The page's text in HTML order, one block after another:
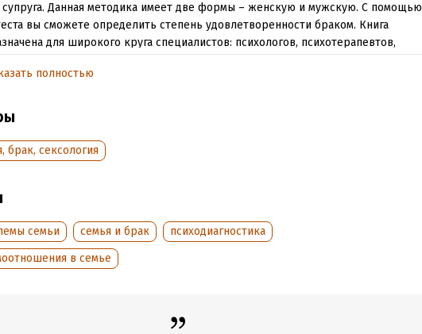
супруга. Данная методика имеет две формы – женскую и мужскую. С помощью
вы сможете определить степень удовлетворенности браком. Книга
для широкого круга специалистов: психологов, психотерапевтов,
семьи, защиты прав детей, подбора приемных родителей и т. д.
информация
1 января 2014
полностью
брак, сексология
семьи семья и брак
психодиагностика
в семье